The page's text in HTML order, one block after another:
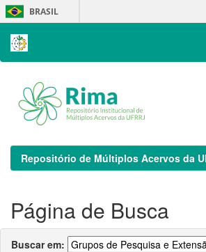
Skip
navigation
BRASIL
Repositório de Múltiplos Acervos da
Página de Busca
Buscar em: